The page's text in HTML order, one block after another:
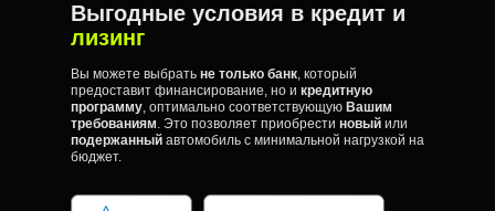
Выгодные условия в кредит и
лизинг
Вы можете выбрать не только банк, который
предоставит финансирование, но и кредитную
программу, оптимально соответствующую Вашим
требованиям. Это позволяет приобрести новый или
подержанный автомобиль с минимальной нагрузкой на
бюджет.